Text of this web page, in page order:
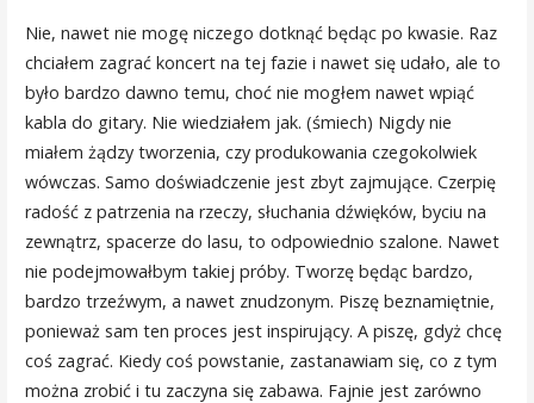
Nie, nawet nie mogę niczego dotknąć będąc po kwasie. Raz
chciałem zagrać koncert na tej fazie i nawet się udało, ale to
było bardzo dawno temu, choć nie mogłem nawet wpiąć
kabla do gitary. Nie wiedziałem jak. (śmiech) Nigdy nie
miałem żądzy tworzenia, czy produkowania czegokolwiek
wówczas. Samo doświadczenie jest zbyt zajmujące. Czerpię
radość z patrzenia na rzeczy, słuchania dźwięków, byciu na
zewnątrz, spacerze do lasu, to odpowiednio szalone. Nawet
nie podejmowałbym takiej próby. Tworzę będąc bardzo,
bardzo trzeźwym, a nawet znudzonym. Piszę beznamiętnie,
ponieważ sam ten proces jest inspirujący. A piszę, gdyż chcę
coś zagrać. Kiedy coś powstanie, zastanawiam się, co z tym
można zrobić i tu zaczyna się zabawa. Fajnie jest zarówno